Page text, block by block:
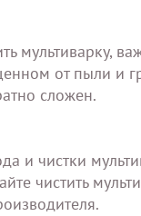
мультиварку,
от пыли и
сложен.
и чистки
чистить